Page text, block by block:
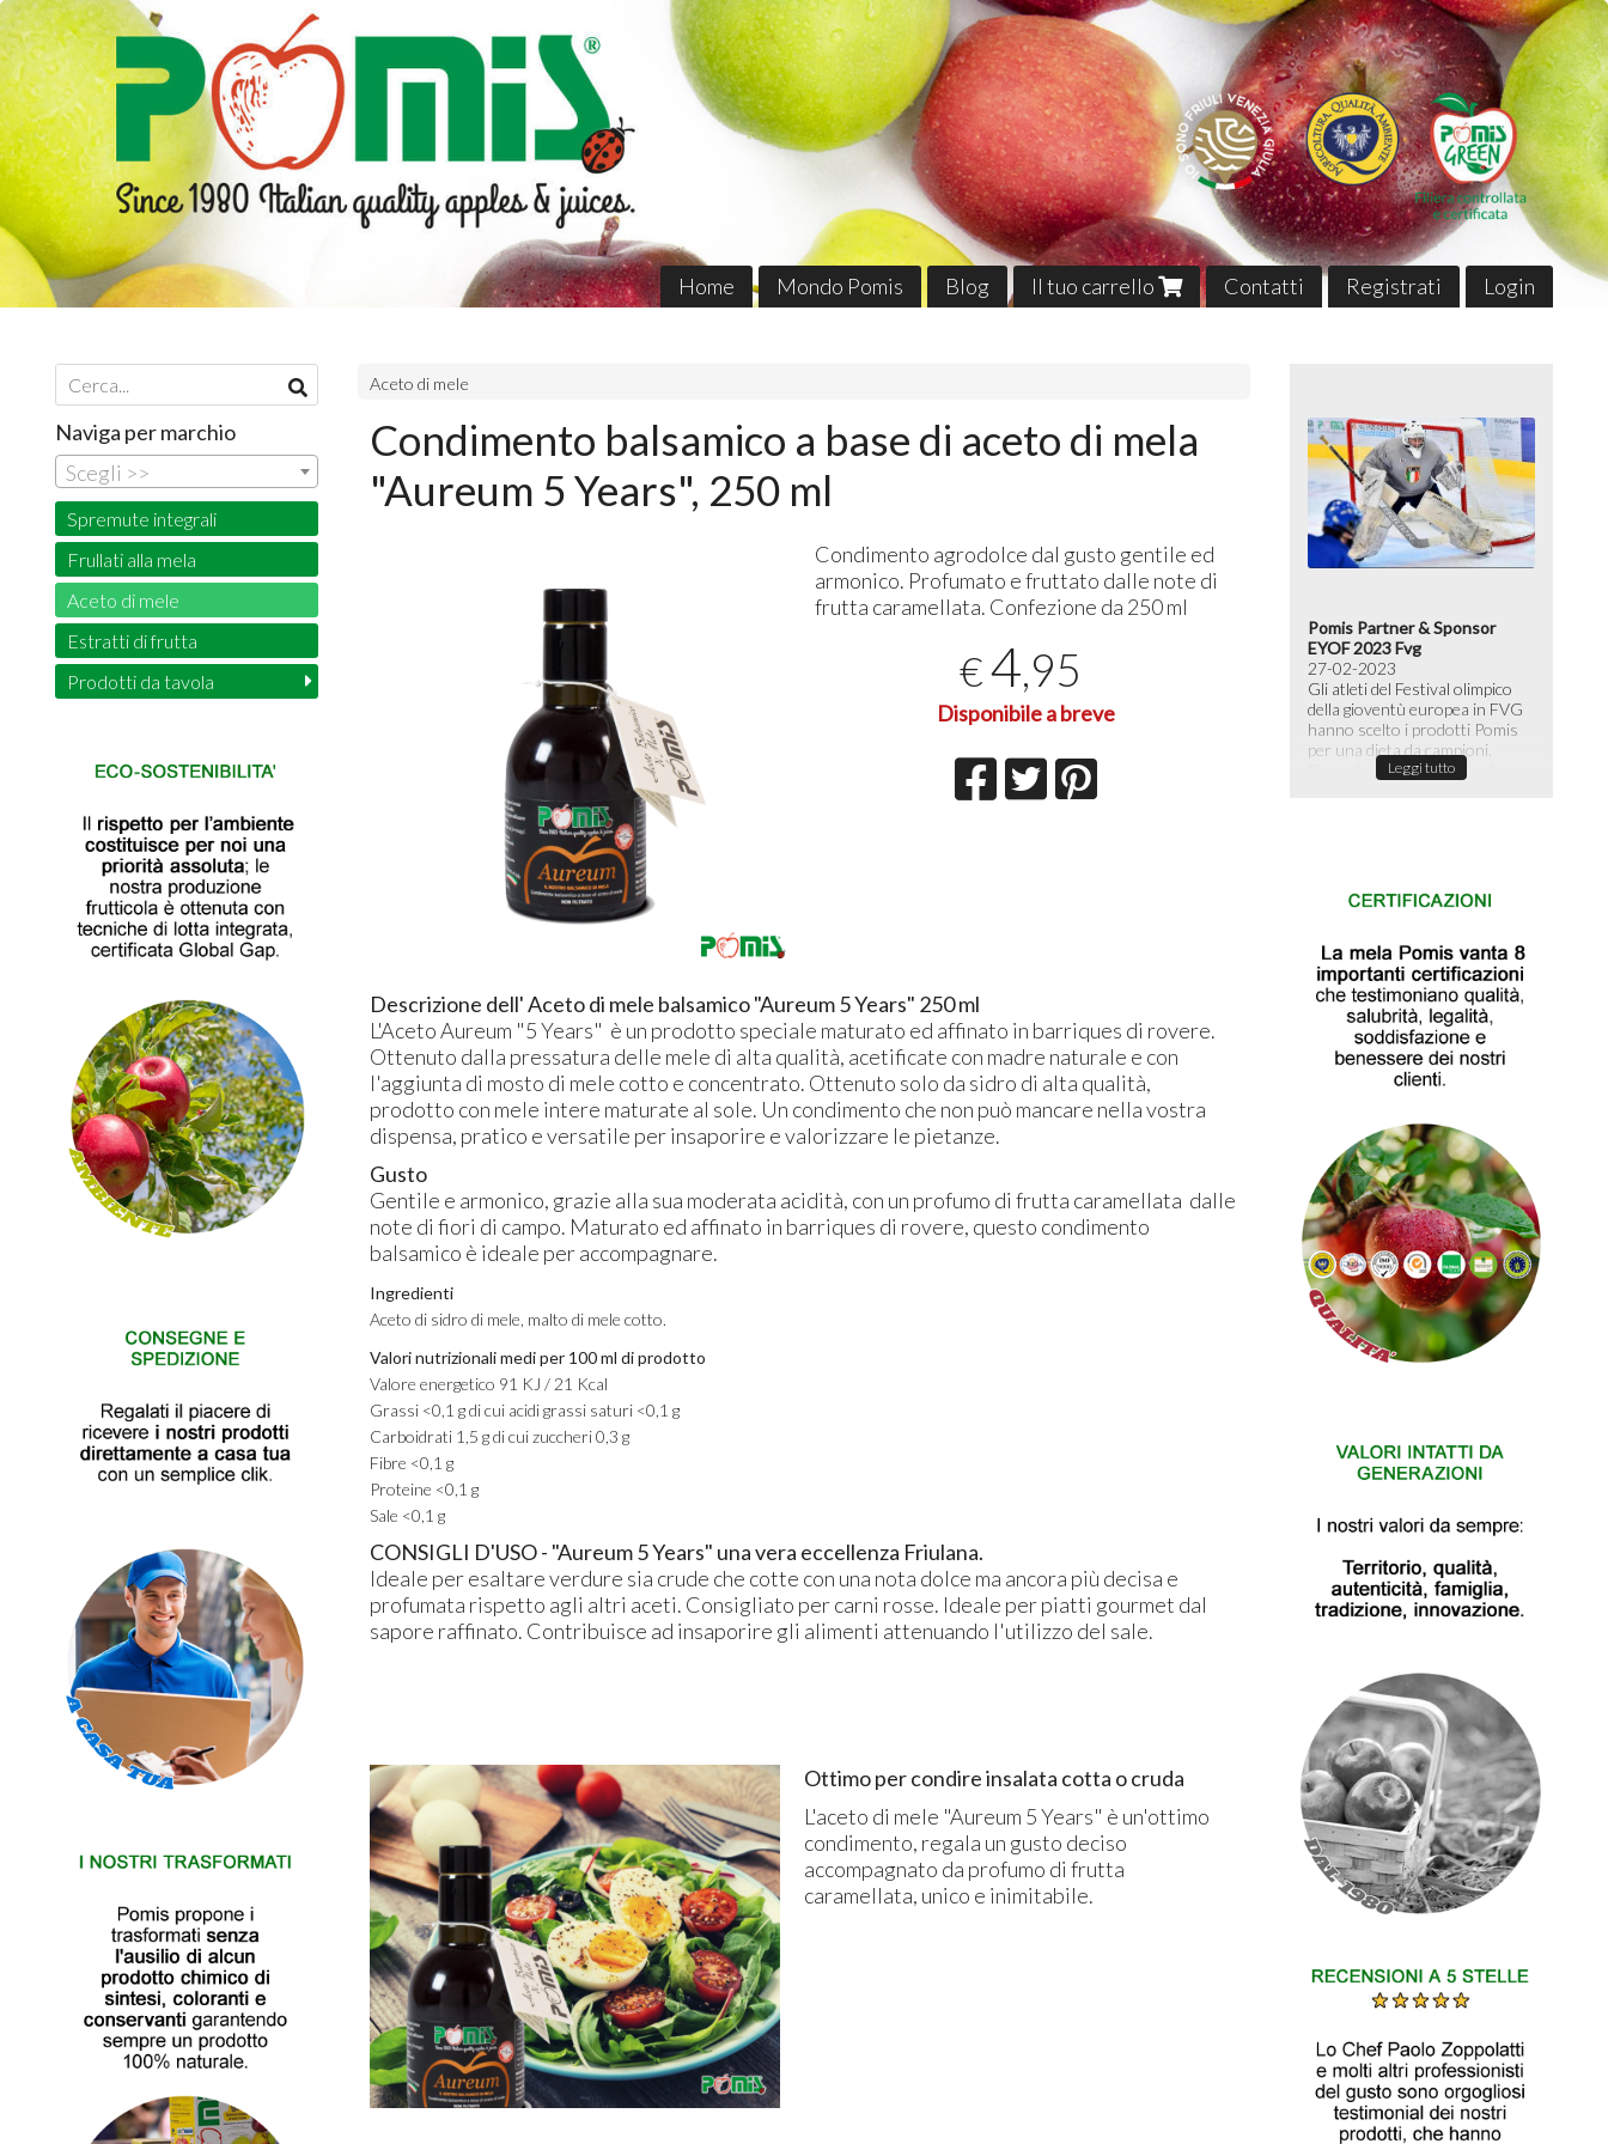
Home Mondo Pomis Blog Il tuo carrello Contatti Registrati Login
Aceto di mele
Condimento balsamico a base di aceto di mela
"Aureum 5 Years", 250 ml
Condimento agrodolce dal gusto gentile ed
armonico. Profumato e fruttato dalle note di
frutta caramellata. Confezione da 250 ml
€4,95
Disponibile a breve
Descrizione dell' Aceto di mele balsamico "Aureum 5 Years" 250 ml
L'Aceto Aureum "5 Years" è un prodotto speciale maturato ed affinato in barriques di rovere.
Ottenuto dalla pressatura delle mele di alta qualità, acetificate con madre naturale e con
l'aggiunta di mosto di mele cotto e concentrato. Ottenuto solo da sidro di alta qualità,
prodotto con mele intere maturate al sole. Un condimento che non può mancare nella vostra
dispensa, pratico e versatile per insaporire e valorizzare le pietanze.
Gusto
Gentile e armonico, grazie alla sua moderata acidità, con un profumo di frutta caramellata dalle
note di fiori di campo. Maturato ed affinato in barriques di rovere, questo condimento
balsamico è ideale per accompagnare.​
Ingredienti
Aceto di sidro di mele, malto di mele cotto.
Valori nutrizionali medi per 100 ml di prodotto
Valore energetico 91 KJ / 21 Kcal
Grassi <0,1 g di cui acidi grassi saturi <0,1 g
Carboidrati 1,5 g di cui zuccheri 0,3 g
Fibre <0,1 g
Proteine <0,1 g
Sale <0,1 g
CONSIGLI D'USO - "Aureum 5 Years" una vera eccellenza Friulana.
Ideale per esaltare verdure sia crude che cotte con una nota dolce ma ancora più decisa e
profumata rispetto agli altri aceti. Consigliato per carni rosse. Ideale per piatti gourmet dal
sapore raffinato. Contribuisce ad insaporire gli alimenti attenuando l'utilizzo del sale.
Ottimo per condire insalata cotta o cruda​
L'aceto di mele "Aureum 5 Years" è un'ottimo
condimento, regala un gusto deciso
accompagnato da profumo di frutta
caramellata, unico e inimitabile.
Naviga per marchio
Scegli >>
Spremute integrali
Frullati alla mela
Aceto di mele
Estratti di frutta
Prodotti da tavola
Risparmiamo il 70% di acqua
rispetto a un comune sistema
05-04-2023
Tondi e colorati, con un
morbido cuore di mela e
Pomis Partner & Sponsor
EYOF 2023 Fvg
27-02-2023
Gli atleti del Festival olimpico
della gioventù europea in FVG
hanno scelto i prodotti Pomis
per una dieta da campioni.
Siamo fieri che EYOF Friuli...
Leggi tutto